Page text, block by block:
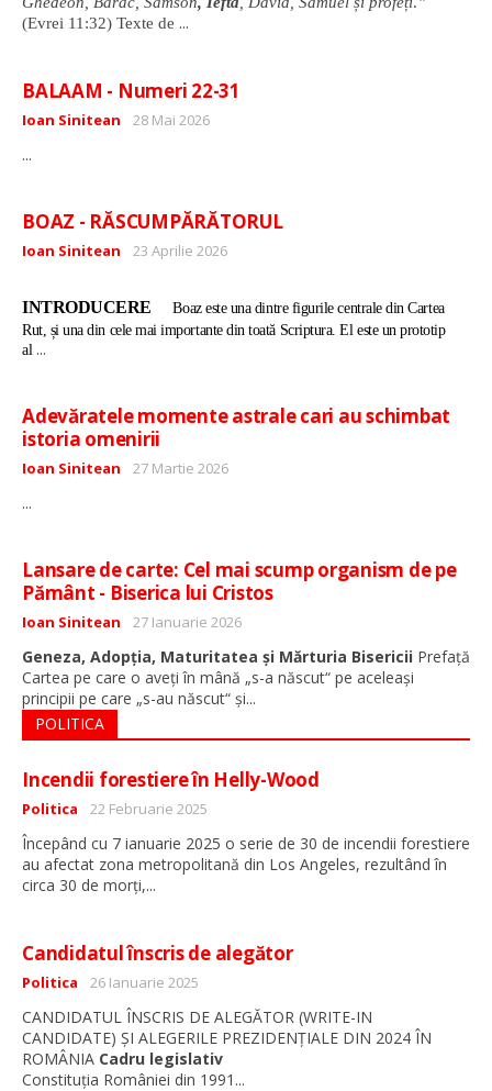
(Evrei 11:32) Texte de ...
BALAAM - Numeri 22-31
Detalii
Ioan Sinitean 28 Mai 2026
...
BOAZ - RĂSCUMPĂRĂTORUL
Detalii
Ioan Sinitean 23 Aprilie 2026
INTRODUCERE
Boaz este una dintre figurile centrale din Cartea
Rut, și una din cele mai importante din toată Scriptura. El este un prototip
al ...
Adevăratele momente astrale cari au schimbat
istoria omenirii
Detalii
Ioan Sinitean 27 Martie 2026
...
Lansare de carte: Cel mai scump organism de pe
Pământ - Biserica lui Cristos
Detalii
Ioan Sinitean 27 Ianuarie 2026
Geneza, Adopția, Maturitatea și Mărturia Bisericii Prefață
Cartea pe care o aveți în mână „s-a născut“ pe aceleași
principii pe care „s-au născut“ și...
POLITICA
Incendii forestiere în Helly-Wood
Detalii
Politica 22 Februarie 2025
Începând cu 7 ianuarie 2025 o serie de 30 de incendii forestiere
au afectat zona metropolitană din Los Angeles, rezultând în
circa 30 de morți,...
Candidatul înscris de alegător
Detalii
Politica 26 Ianuarie 2025
CANDIDATUL ÎNSCRIS DE ALEGĂTOR (WRITE-IN
CANDIDATE) ȘI ALEGERILE PREZIDENȚIALE DIN 2024 ÎN
ROMÂNIA Cadru legislativ
Constituția României din 1991...